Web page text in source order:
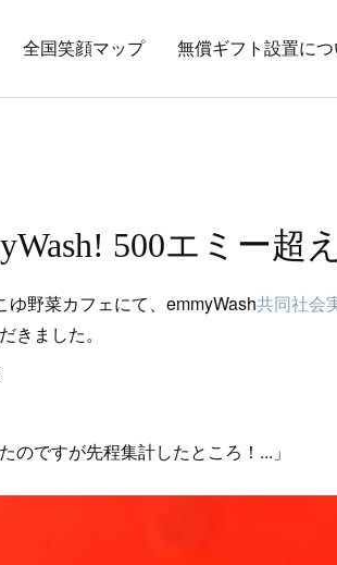
全国笑顔マップ 無償ギフト設置につ
500エミー超
野菜カフェにて、emmyWash共同社会
きました。
ですが先程集計したところ！...」